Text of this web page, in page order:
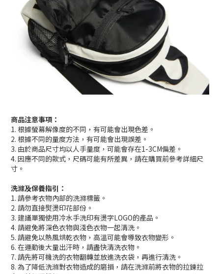
商品注意事項：
1. 根據螢幕解像度的不同，有可能會出現色差。
2. 根據不同的量度方法，有可能會出現誤差。
3. 由於商品尺寸均以人手量度，可能會存在1-3CM偏差。
4. 因應不同的款式，尺碼可能有所差異，請在購買前參考詳細尺
寸。
洗滌及保養指引：
1. 請參考衣物內部的洗滌標籤。
2. 請勿直接熨燙印花部份。
3. 建議單獨使用冷水手洗印有燙字LOGO的產品。
4. 請避免將深色衣物與淺色衣物一起清洗。
5. 請避免以熱風烘乾衣物，高溫可能會導致衣物變形。
6. 在運動後大量出汗時，請盡快清洗衣物。
7. 請先將可機洗的衣物翻轉並放進洗衣袋，再進行清洗。
8. 為了降低洗滌對衣物造成的磨損，請在洗滌前將衣物的拉鍊拉